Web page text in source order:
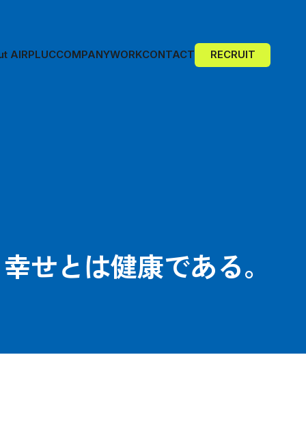
AIRPLUCCOMPANYWORKCONTACT RECRUIT
幸せとは健康である。